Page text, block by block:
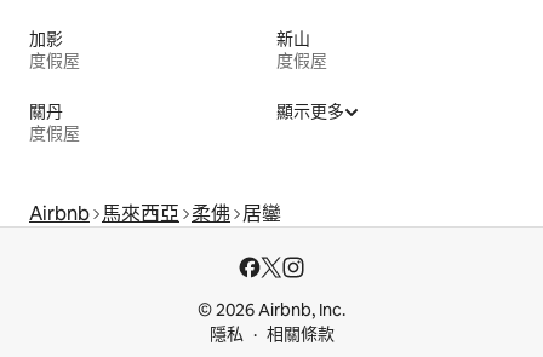
加影
度假屋
新山
度假屋
關丹
度假屋
顯示更多
Airbnb 馬來西亞 柔佛 居鑾
© 2026 Airbnb, Inc.
隱私
相關條款